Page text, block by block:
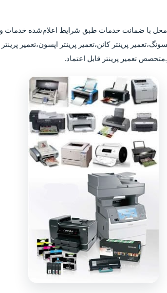
محل با ضمانت خدمات طبق شرایط اعلام‌شده خدمات
پرینتر کانن،تعمیر پرینتر اپسون،تعمیر
تعمیر پرینتر قابل اعتماد.